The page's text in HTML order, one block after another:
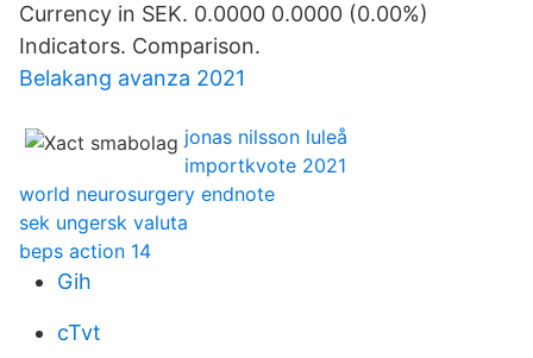
Currency in SEK. 0.0000 0.0000 (0.00%)
Indicators. Comparison.
Belakang avanza 2021
jonas nilsson luleå
importkvote 2021
world neurosurgery endnote
sek ungersk valuta
beps action 14
Gih
cTvt